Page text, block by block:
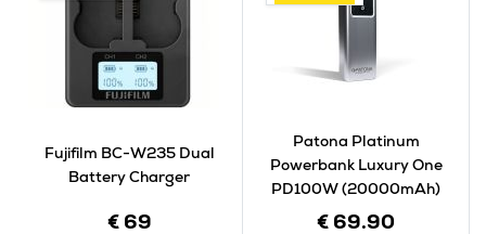
prodotti originali e compatibili, progettati con standard di
sicurezza elevati e materiali resistenti. Ogni caricabatterie è
realizzato per garantire un'erogazione stabile di corrente,
evitando surriscaldamenti o sbalzi elettrici che potrebbero
compromettere le prestazioni della fotocamera.
rispondere alle esigenze di chi lavora con ritmi intensi,
assicurando tempi di ricarica ridotti e affidabilità costante.
Disporre di un caricatore efficiente significa poter contare su
autonomia, continuità e sicurezza, tre fattori indispensabili per
Fujifilm BC-W235 Dual
Battery Charger
€ 69
Patona Platinum
Powerbank Luxury One
PD100W (20000mAh)
€ 69.90